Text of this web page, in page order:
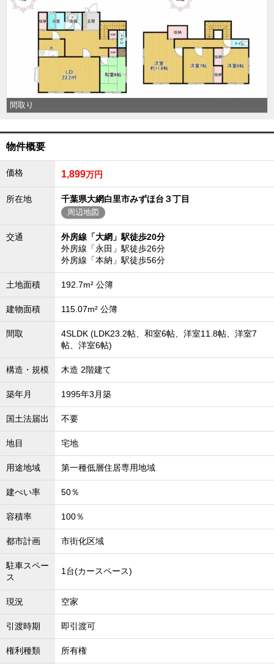
間取り
物件概要
価格 1,899万円
所在地 千葉県大網白里市みずほ台３丁目
周辺地図
交通
外房線「大網」駅徒歩20分
外房線「永田」駅徒歩26分
外房線「本納」駅徒歩56分
土地面積 192.7m² 公簿
建物面積 115.07m² 公簿
間取
4SLDK (LDK23.2帖、和室6帖、洋室11.8帖、洋室7
帖、洋室6帖)
構造・規模 木造 2階建て
築年月 1995年3月築
国土法届出 不要
地目 宅地
用途地域 第一種低層住居専用地域
建ぺい率 50％
容積率 100％
都市計画 市街化区域
駐車スペー
ス
1台(カースペース)
現況 空家
引渡時期 即引渡可
権利種類 所有権
船橋･市川･浦安方面エリアの新築一戸建
船橋･市川･浦安方面エリアの中古一戸建
船橋･市川･浦安方面エリアのマンション
船橋･市川･浦安方面エリアの土地
千葉市エリア
千葉市エリアの新築一戸建
千葉市エリアのマンション
千葉市エリアの土地
外房エリアの新築一戸建
外房エリアの土地
内房エリア
内房エリアの新築一戸建
内房エリアの中古一戸建
内房エリアのマンション
内房エリアの土地
東京全域エリア
東京全域エリアの新築一戸建
東京全域エリアのマンション
東京全域エリアの土地
神奈川全域エリア
神奈川全域エリアの新築一戸建
神奈川全域エリアのマンション
神奈川全域エリアの土地
沖縄全域エリアの新築一戸建
沖縄全域エリアの中古一戸建
沖縄全域エリアのマンション
全店舗営業社員募集！